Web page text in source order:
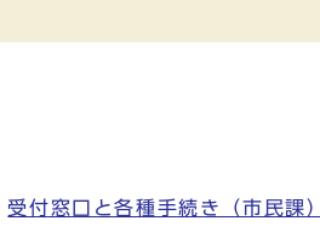
受付窓口と各種手続き（市民課）